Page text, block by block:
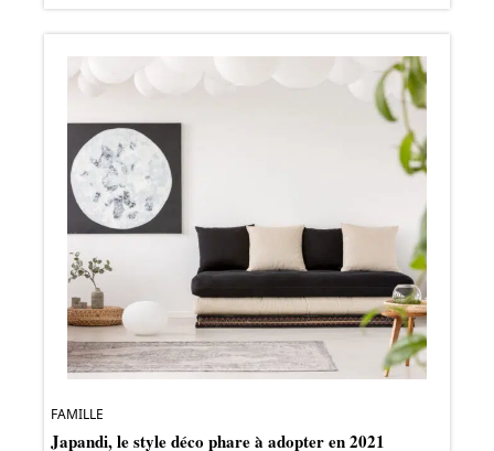
FAMILLE
Japandi, le style déco phare à adopter en 2021